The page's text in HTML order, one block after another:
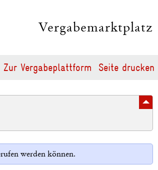
Vergabemarktplatz
Zur Vergabeplattform Seite drucken
werden können.